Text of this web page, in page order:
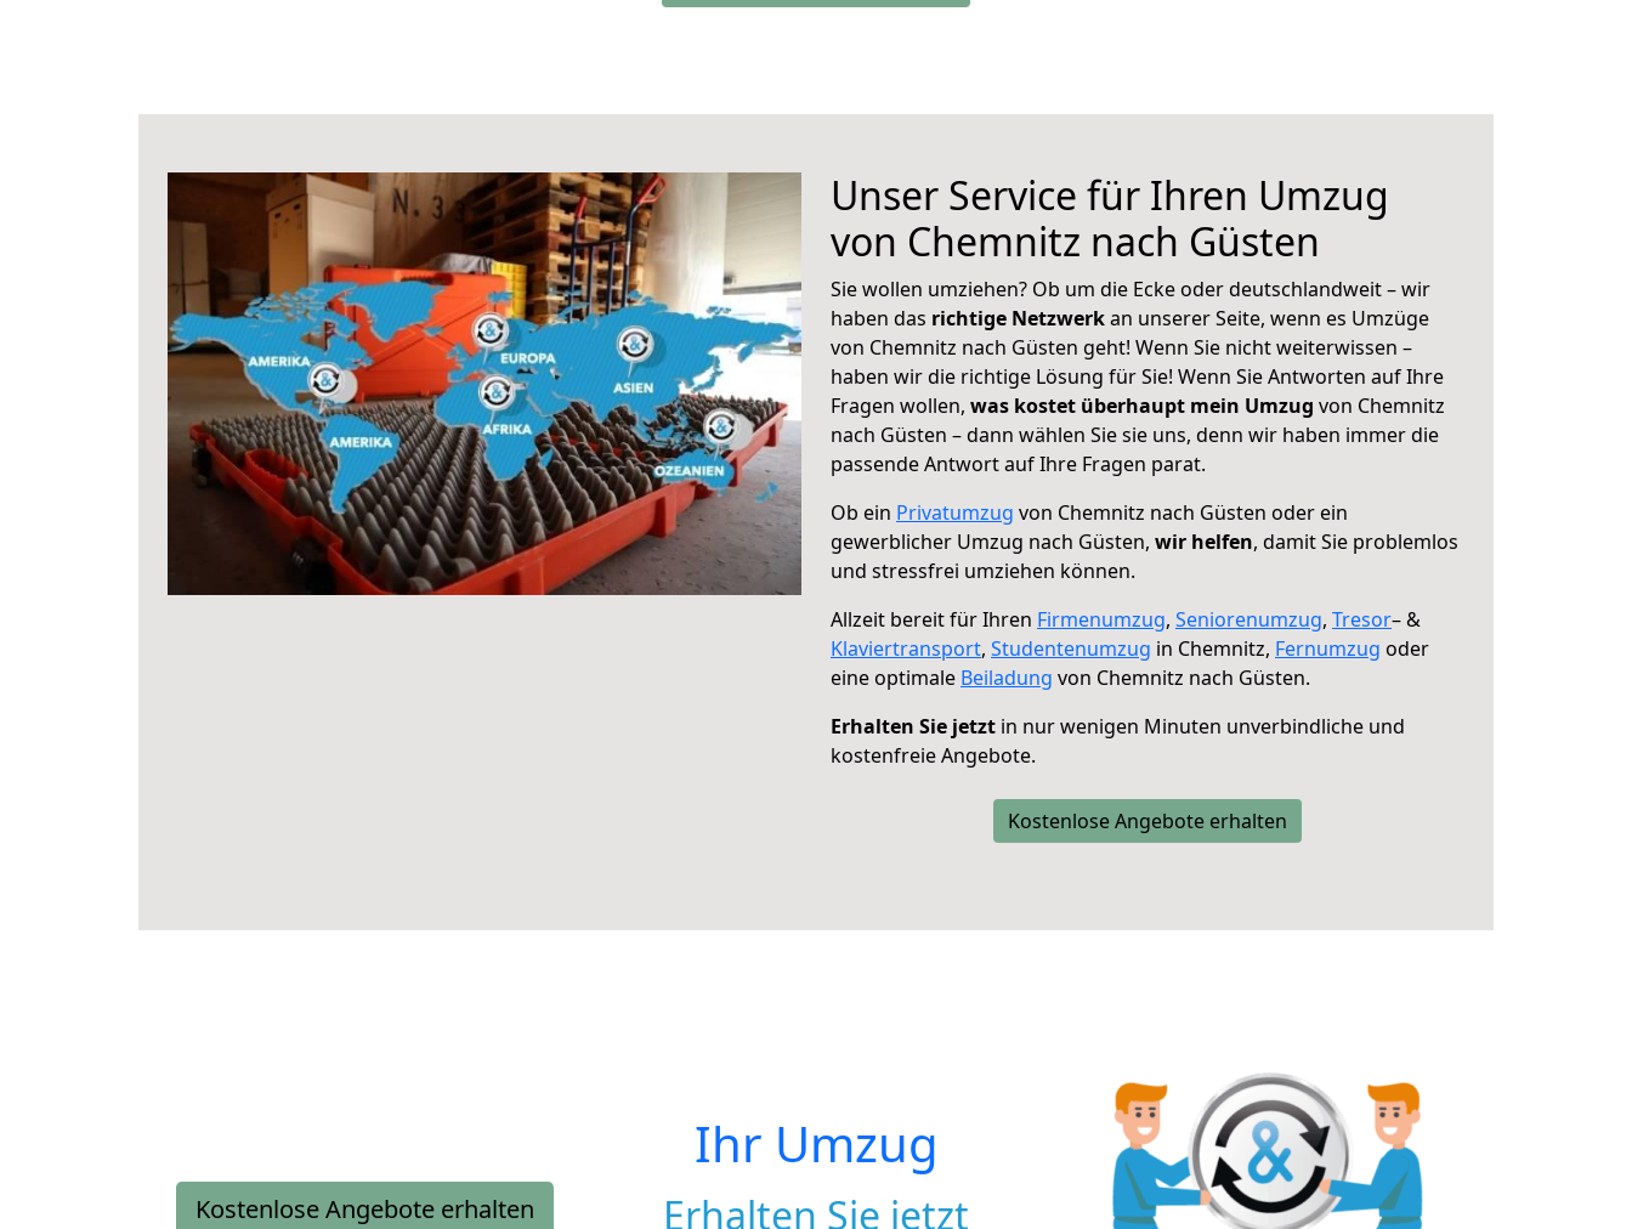
Unser Service für Ihren Umzug
von Chemnitz nach Güsten
Sie wollen umziehen? Ob um die Ecke oder deutschlandweit – wir
haben das richtige Netzwerkan unserer Seite, wenn es Umzüge
von Chemnitz nach Güsten geht! Wenn Sie nicht weiterwissen –
haben wir die richtige Lösung für Sie! Wenn Sie Antworten auf Ihre
Fragen wollen, was kostet überhaupt mein Umzug von Chemnitz
nach Güsten – dann wählen Sie sie uns, denn wir haben immer die
passende Antwort auf Ihre Fragen parat.
Ob ein Privatumzug von Chemnitz nach Güsten oder ein
gewerblicher Umzug nach Güsten, wir helfen, damit Sie problemlos
und stressfrei umziehen können.
Allzeit bereit für Ihren Firmenumzug, Seniorenumzug, Tresor– &
Klaviertransport, Studentenumzug in Chemnitz, Fernumzug oder
eine optimale Beiladung von Chemnitz nach Güsten.
Erhalten Sie jetzt in nur wenigen Minuten unverbindliche und
kostenfreie Angebote.
Kostenlose Angebote erhalten
Kostenlose Angebote erhalten
Ihr Umzug
Erhalten Sie jetzt